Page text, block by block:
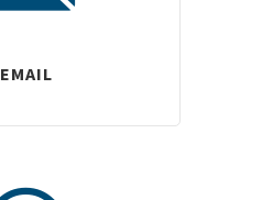
EMAIL